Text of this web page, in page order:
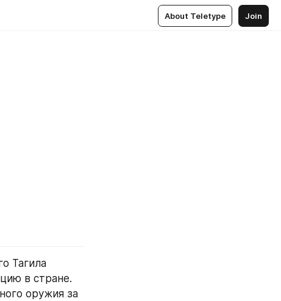
About Teletype Join
Тагила
в стране.
оружия за